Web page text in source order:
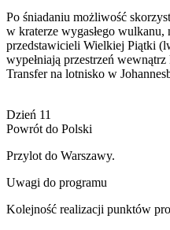
Po śniadaniu możliwość
w kraterze wygasłego
przedstawicieli Wielkiej Piątki
wypełniają przestrzeń wewnątrz
Transfer na lotnisko w
Dzień 11
Powrót do Polski
Przylot do Warszawy.
Uwagi do programu
Kolejność realizacji punktów